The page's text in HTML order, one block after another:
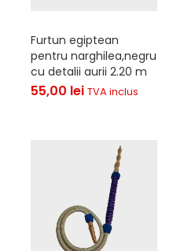
Furtun egiptean
pentru narghilea,negru
cu detalii aurii 2.20 m
55,00 lei TVA inclus